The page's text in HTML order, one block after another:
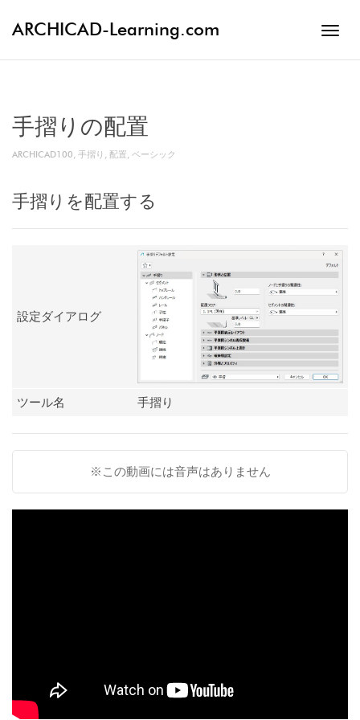
ARCHICAD-Learning.com
手摺りの配置
ARCHICAD100, 手摺り , 配置, ベーシック
手摺りを配置する
設定ダイアログ
ツール名 手摺り
※この動画には音声はありません